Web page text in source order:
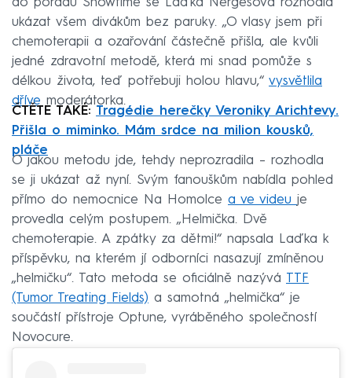
ukázat všem divákům bez paruky. „O vlasy jsem při
chemoterapii a ozařování částečně přišla, ale kvůli
jedné zdravotní metodě, která mi snad pomůže s
délkou života, teď potřebuji holou hlavu,“ vysvětlila
dříve moderátorka.
ČTĚTE TAKÉ: Tragédie herečky Veroniky Arichtevy.
Přišla o miminko. Mám srdce na milion kousků,
pláče
O jakou metodu jde, tehdy neprozradila – rozhodla
se ji ukázat až nyní. Svým fanouškům nabídla pohled
přímo do nemocnice Na Homolce a ve videu je
provedla celým postupem. „Helmička. Dvě
chemoterapie. A zpátky za dětmi!“ napsala Laďka k
příspěvku, na kterém jí odborníci nasazují zmíněnou
„helmičku“. Tato metoda se oficiálně nazývá TTF
(Tumor Treating Fields) a samotná „helmička“ je
součástí přístroje Optune, vyráběného společností
Novocure.